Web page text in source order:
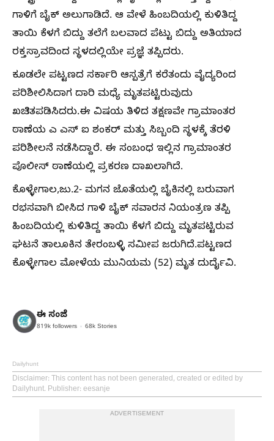
ಗಾಳಿಗೆ ಬೈಕ್‌ ಅಲುಗಾಡಿದೆ. ಆ ವೇಳೆ ಹಿಂಬದಿಯಲ್ಲಿ ಕುಳಿತಿದ್ದ
ತಾಯಿ ಕೆಳಗೆ ಬಿದ್ದು ತಲೆಗೆ ಬಲವಾದ ಪೆಟ್ಟು ಬಿದ್ದು ಅತಿಯಾದ
ರಕ್ತಸ್ರಾವದಿಂದ ಸ್ಥಳದಲ್ಲಿಯೇ ಪ್ರಜ್ಞೆ ತಪ್ಪಿದರು.
ಕೂಡಲೇ ಪಟ್ಟಣದ ಸರ್ಕಾರಿ ಆಸ್ಪತ್ರೆಗೆ ಕರೆತಂದು ವೈದ್ಯರಿಂದ
ಪರಿಶೀಲಿಸಿದಾಗ ದಾರಿ ಮಧ್ಯೆ ಮೃತಪಟ್ಟಿರುವುದು
ಖಚಿತಪಡಿಸಿದರು.ಈ ವಿಷಯ ತಿಳಿದ ತಕ್ಷಣವೇ ಗ್ರಾಮಾಂತರ
ಠಾಣೆಯ ಎ ಎಸ್‌‍ ಐ ಶಂಕರ್‌ ಮತ್ತು ಸಿಬ್ಬಂದಿ ಸ್ಥಳಕ್ಕೆ ತೆರಳಿ
ಪರಿಶೀಲನೆ ನಡೆಸಿದ್ದಾರೆ. ಈ ಸಂಬಂಧ ಇಲ್ಲಿನ ಗ್ರಾಮಾಂತರ
ಪೊಲೀಸ್‌‍ ಠಾಣೆಯಲ್ಲಿ ಪ್ರಕರಣ ದಾಖಲಾಗಿದೆ.
ಕೊಳ್ಳೇಗಾಲ,ಜು.2- ಮಗನ ಜೊತೆಯಲ್ಲಿ ಬೈಕಿನಲ್ಲಿ ಬರುವಾಗ
ರಭಸವಾಗಿ ಬೀಸಿದ ಗಾಳಿ ಬೈಕ್‌ ಸವಾರನ ನಿಯಂತ್ರಣ ತಪ್ಪಿ
ಹಿಂಬದಿಯಲ್ಲಿ ಕುಳಿತಿದ್ದ ತಾಯಿ ಕೆಳಗೆ ಬಿದ್ದು ಮೃತಪಟ್ಟಿರುವ
ಘಟನೆ ತಾಲೂಕಿನ ತೇರಂಬಳ್ಳಿ ಸಮೀಪ ಜರುಗಿದೆ.ಪಟ್ಟಣದ
ಕೊಳ್ಳೇಗಾಲ ಮೋಳೆಯ ಮುನಿಯಮ (52) ಮೃತ ದುರ್ದೈವಿ.
ಈ ಸಂಜೆ
819k followers 68k Stories
Dailyhunt
Disclaimer: This content has not been generated, created or edited by
Dailyhunt. Publisher: eesanje
ADVERTISEMENT